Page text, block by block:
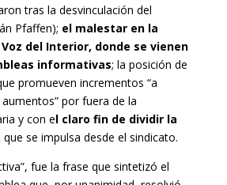
tras la desvinculación del
Pfaffen); el malestar en la
del Interior, donde se vienen
informativas; la posición de
promueven incrementos “a
por fuera de la
y con el claro fin de dividir la
que se impulsa desde el sindicato.
fue la frase que sintetizó el